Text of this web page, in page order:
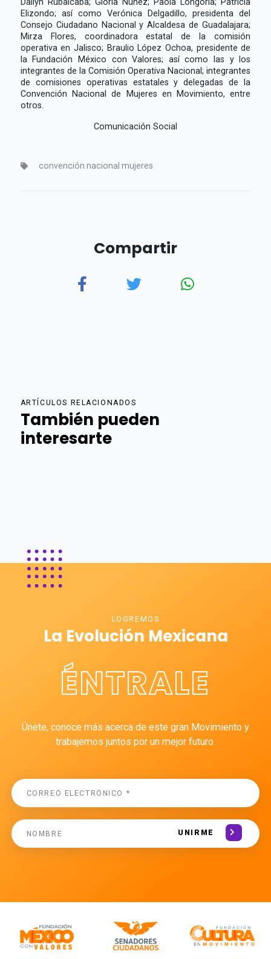
Elizondo; así como Verónica Delgadillo, presidenta del
Consejo Ciudadano Nacional y Alcaldesa de Guadalajara;
Mirza Flores, coordinadora estatal de la comisión
operativa en Jalisco; Braulio López Ochoa, presidente de
la Fundación México con Valores; así como las y los
integrantes de la Comisión Operativa Nacional; integrantes
de comisiones operativas estatales y delegadas de la
Convención Nacional de Mujeres en Movimiento, entre
otros.
Comunicación Social
convención nacional mujeres
Compartir
ARTÍCULOS RELACIONADOS
También pueden
interesarte
LOGREMOS
La Evolución Mexicana
ÉNTRALE
Únete, conoce más acerca de este gran Movimiento y
trabajemos juntos por un mejor futuro.
UNIRME